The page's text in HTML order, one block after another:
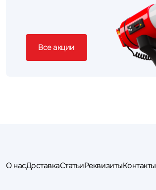
Все акции
О насДоставкаСтатьиРеквизитыКонтакты